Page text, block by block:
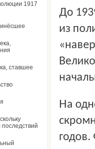
1917
ставшее
До 1939 года Михаил Степанович боролся с чиновниками
из
На одной из стен квартиры Владимира Михайловича
годов.